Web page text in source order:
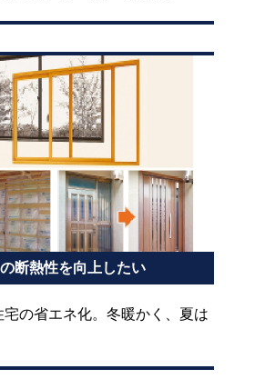
断熱性を向上したい
の省エネ化。冬暖かく、夏は